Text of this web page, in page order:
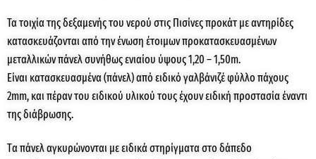
Τα τοιχία της δεξαμενής του νερού στις Πισίνες προκάτ με αντηρίδες
κατασκευάζονται από την ένωση έτοιμων προκατασκευασμένων
μεταλλικών πάνελ συνήθως ενιαίου ύψους 1,20 – 1,50m.
Είναι κατασκευασμένα (πάνελ) από ειδικό γαλβάνιζέ φύλλο πάχους
2mm, και πέραν του ειδικού υλικού τους έχουν ειδική προστασία έναντι
της διάβρωσης.
Tα πάνελ αγκυρώνονται με ειδικά στηρίγματα στο δάπεδο